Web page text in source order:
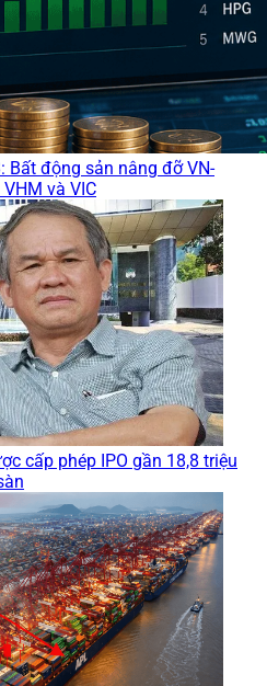
Bất động sản nâng đỡ VN-
và VIC
cấp phép IPO gần 18,8 triệu